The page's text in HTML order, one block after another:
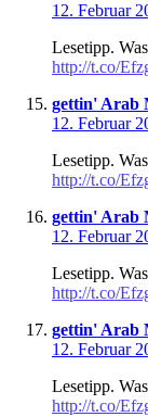
12. Februar
Lesetipp.
http://t.co/
gettin' Arab
12. Februar
Lesetipp.
http://t.co/
gettin' Arab
12. Februar
Lesetipp.
http://t.co/
gettin' Arab
12. Februar
Lesetipp.
http://t.co/